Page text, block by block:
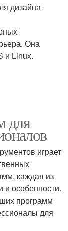
дизайна
Она
и Linux.
для
играет
каждая из
и особенности.
программ
для